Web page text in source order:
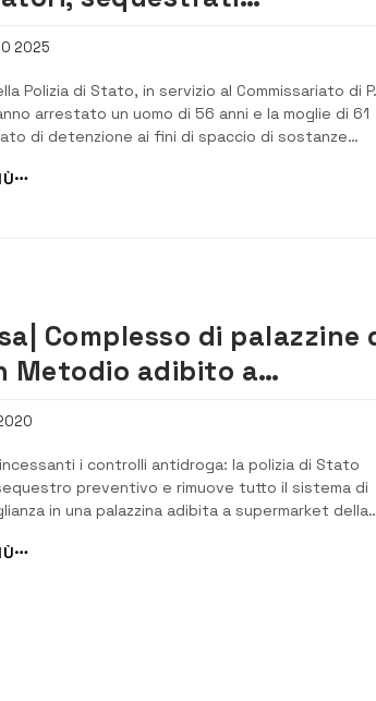
e quasi 3 mila euro
2025
Polizia di Stato, in servizio al Commissariato di
arrestato un uomo di 56 anni e la moglie di 61
di detenzione ai fini di spaccio di sostanze
A seguito del quotidiano contrasto alla vendita
effettuato dagli investigatori del […]
Complesso di palazzine
Metodio adibito a
della droga
i controlli antidroga: la polizia di Stato
preventivo e rimuove tutto il sistema di
in una palazzina adibita a supermarket della
territorio, mirati al contrasto della diffusione degli
al...